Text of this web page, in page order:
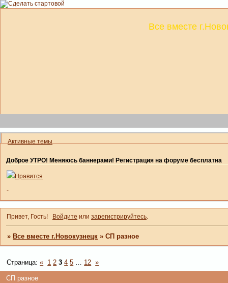
Все вместе
Активные темы
Доброе УТРО! Меняюсь баннерами! Регистрация на форуме бесплатна
Нравится
-
Привет, Гость! Войдите или зарегистрируйтесь.
»Все вместе г.Новокузнецк »СП разное
СП разное
Страница:« 1 2 3 4 5 … 12 »